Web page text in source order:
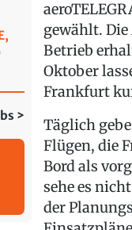
>
gewählt.
Betrieb
Oktober
Frankfurt
Täglich
Flügen, die
Bord als
sehe es
der